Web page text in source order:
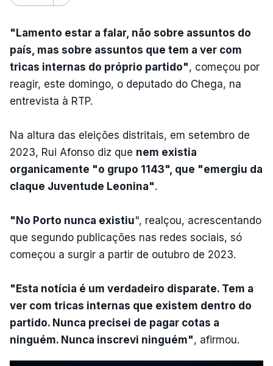
"Lamento estar a falar, não sobre assuntos do
país, mas sobre assuntos que tem a ver com
tricas internas do próprio partido", começou por
reagir, este domingo, o deputado do Chega, na
entrevista à RTP.
Na altura das eleições distritais, em setembro de
2023, Rui Afonso diz que nem existia
organicamente "o grupo 1143", que "emergiu da
claque Juventude Leonina".
"No Porto nunca existiu", realçou, acrescentando
que segundo publicações nas redes sociais, só
começou a surgir a partir de outubro de 2023.
"Esta notícia é um verdadeiro disparate. Tem a
ver com tricas internas que existem dentro do
partido. Nunca precisei de pagar cotas a
ninguém. Nunca inscrevi ninguém", afirmou.